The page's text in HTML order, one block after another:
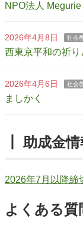
NPO法人 Megurie
2026年4月8日 社会
西東京平和の祈り
2026年4月6日 社会
ましかく
┃ 助成金情
2026年7月以降締
よくある質